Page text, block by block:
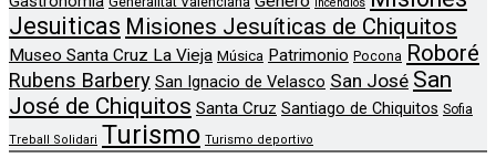
Jesuiticas Misiones Jesuíticas de Chiquitos
Museo Santa Cruz La Vieja Música Patrimonio Pocona Roboré
Rubens Barbery San Ignacio de Velasco San José San
José de Chiquitos Santa Cruz Santiago de Chiquitos Sofia
Treball Solidari Turismo Turismo deportivo